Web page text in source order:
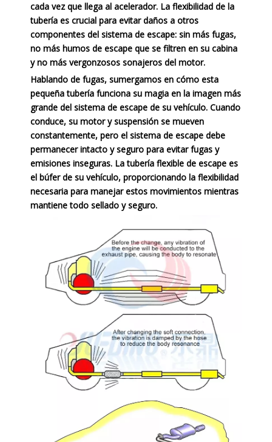
cada vez que llega al acelerador. La flexibilidad de la
tubería es crucial para evitar daños a otros
componentes del sistema de escape: sin más fugas,
no más humos de escape que se filtren en su cabina
y no más vergonzosos sonajeros del motor.
Hablando de fugas, sumergamos en cómo esta
pequeña tubería funciona su magia en la imagen más
grande del sistema de escape de su vehículo. Cuando
conduce, su motor y suspensión se mueven
constantemente, pero el sistema de escape debe
permanecer intacto y seguro para evitar fugas y
emisiones inseguras. La tubería flexible de escape es
el búfer de su vehículo, proporcionando la flexibilidad
necesaria para manejar estos movimientos mientras
mantiene todo sellado y seguro.